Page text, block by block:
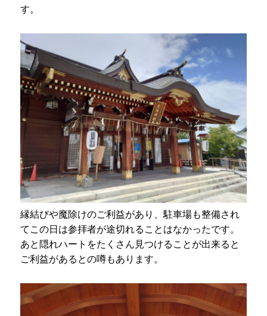
す。
縁結びや魔除けのご利益があり、駐車場も整備され
てこの日は参拝者が途切れることはなかったです。
あと隠れハートをたくさん見つけることが出来ると
ご利益があるとの噂もあります。